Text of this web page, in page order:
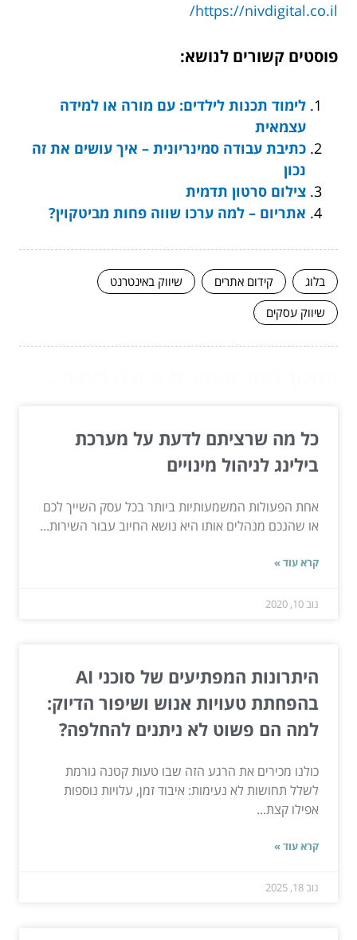
https://nivdigital.co.il/
פוסטים קשורים לנושא:
לימוד תכנות לילדים: עם מורה או למידה
עצמאית
כתיבת עבודה סמינריונית – איך עושים את זה
נכון
צילום סרטון תדמית
אתריום – למה ערכו שווה פחות מביטקוין?
בלוג קידום אתרים
שיווק באינטרנט
שיווק עסקים
כל מה שרציתם לדעת על מערכת
בילינג לניהול מינויים
אחת הפעולות המשמעותיות ביותר בכל עסק השייך לכם
או שהנכם מנהלים אותו היא נושא החיוב עבור השירות...
קרא עוד »
נוב 10, 2020
היתרונות המפתיעים של סוכני AI
בהפחתת טעויות אנוש ושיפור הדיוק:
למה הם פשוט לא ניתנים להחלפה?
כולנו מכירים את הרגע הזה שבו טעות קטנה גורמת
לשלל תחושות לא נעימות: איבוד זמן, עלויות נוספות
אפילו קצת...
קרא עוד »
נוב 18, 2025